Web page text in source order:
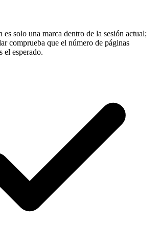
solo una marca dentro de la sesión actual;
comprueba que el número de páginas
el esperado.